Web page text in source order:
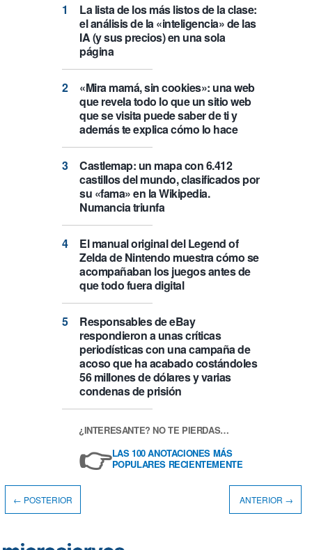
La lista de los más listos de la clase:
el análisis de la «inteligencia» de las
IA (y sus precios) en una sola
página
«Mira mamá, sin cookies»: una web
que revela todo lo que un sitio web
que se visita puede saber de ti y
además te explica cómo lo hace
Castlemap: un mapa con 6.412
castillos del mundo, clasificados por
su «fama» en la Wikipedia.
Numancia triunfa
El manual original del Legend of
Zelda de Nintendo muestra cómo se
acompañaban los juegos antes de
que todo fuera digital
Responsables de eBay
respondieron a unas críticas
periodísticas con una campaña de
acoso que ha acabado costándoles
56 millones de dólares y varias
condenas de prisión
¿INTERESANTE? NO TE PIERDAS…
👉LAS 100 ANOTACIONES MÁS
POPULARES RECIENTEMENTE
← POSTERIOR ANTERIOR →